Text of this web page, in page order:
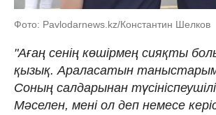
Фото: Pavlodarnews.kz/Константин Шелков
"Ағаң сенің көшірмең сияқты
қызық. Араласатын
Соның салдарынан
Мәселен, мені ол деп немесе